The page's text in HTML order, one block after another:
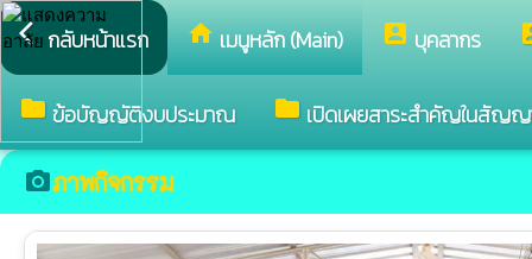
arrow_back_ios กลับหน้าแรก homeเมนูหลัก (Main) account_box บุคลากร
folder ข้อบัญญัติงบประมาณ folder เปิดเผยสาระสำคัญในสัญ
camera_altภาพกิจกรรม